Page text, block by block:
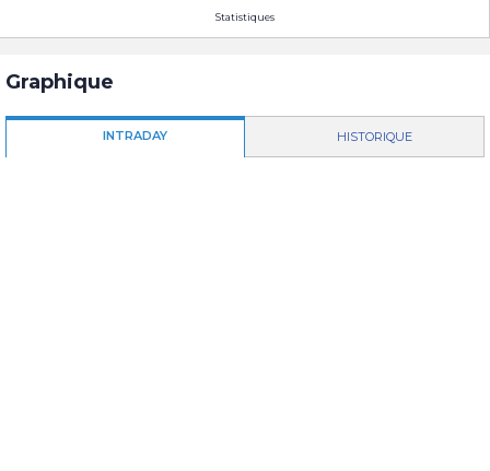
Statistiques
Graphique
INTRADAY HISTORIQUE